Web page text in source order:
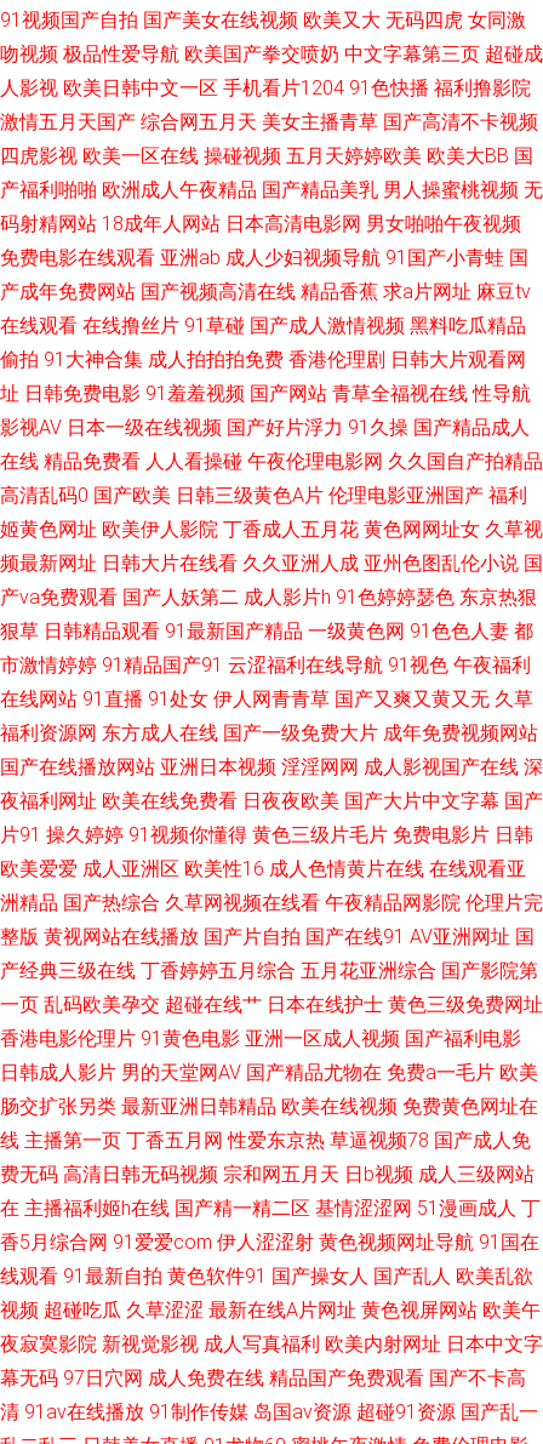
91超碰在线观看 男女H网 91视频一区蜜桃 欧美亚洲在线 91丝袜爱搞搞 日韩
三级在线 97资源 五月婷婷欧美色日韩 大香蕉92 亚洲男人的天堂www 久久
在线看 欧美AA色影院 成人区精品 欧美人妖调教 91国产福利导航 国产精品
一二 影音先锋av中文 黄色网免观看大全网站 先锋av成人色影院 伦理片色网
传媒 草莓视频18 五月婷婷深爱五月 密臀久久99精品 99艹艹艹 香蕉导航 豆
花免费网站 亚洲最强看黄网站 户外露出视频 91九色福利导航 男人看片网站
精品欧美亚洲国产 91次元视频 久久草中文资源 91年出生的人属啥子 一级日
韩AV 玖玖艹超碰 91茄子在线看 欧美性爱原创第一页 超碰免费公开成人97
亚洲中文字幕十五区 国产玖精品 91夫妻海角论坛 日韩国产综合系列 国产资
源网 91官网在线观看 日韩av写真影视 www91免费版 影音AV妈妈 黄页永久
免费观看 91内射了美女 欧美伊人久久五月 国产伪娘TS 肏屄A∨ 92国产在线
视频 伊人福利社 国人第一福利品牌 91国产白浆喷水 密臀tv91 91在线永久观
看直播 无码一一二一 密臀中文字幕 WWW国产亚洲精品 91副利免费视频 免
费直接看 91伊人久久大香蕉 日韩在线高潮 大香蕉五月伊人 91超碰视频 夜间
97超碰久草 免费三级阿片V一二三 91综合资源 91网站网址 男人的狼人的天
堂 91精品丝袜久久 玖玖热精品视频 熟妇人妻精品一区二区 91大神精选 91
麻豆天美一区 国精99在线视频 乱子伦毛片国产 91啦熟女视频 海角先生黄色
网址 成人超碰 91资源站超碰 国产婷婷自拍 91涩涩视频 三级网址在线 大香
页国产 九九av 91探花精 91次元 91n在线观看com 先锋影音天堂婷婷 人妖乱
轮谢精 久久超碰成人 91超碰人人爽 欧美色色不卡 ts人妖交友网站 91国产专
91视频国产自拍 国产美女在线视频 欧美又大 无码四虎 女同激
吻视频 极品性爱导航 欧美国产拳交喷奶 中文字幕第三页 超碰成
人影视 欧美日韩中文一区 手机看片1204 91色快播 福利撸影院
激情五月天国产 综合网五月天 美女主播青草 国产高清不卡视频
四虎影视 欧美一区在线 操碰视频 五月天婷婷欧美 欧美大BB 国
产福利啪啪 欧洲成人午夜精品 国产精品美乳 男人操蜜桃视频 无
码射精网站 18成年人网站 日本高清电影网 男女啪啪午夜视频
免费电影在线观看 亚洲ab 成人少妇视频导航 91国产小青蛙 国
产成年免费网站 国产视频高清在线 精品香蕉 求a片网址 麻豆tv
在线观看 在线撸丝片 91草碰 国产成人激情视频 黑料吃瓜精品
偷拍 91大神合集 成人拍拍拍免费 香港伦理剧 日韩大片观看网
址 日韩免费电影 91羞羞视频 国产网站 青草全福视在线 性导航
影视AV 日本一级在线视频 国产好片浮力 91久操 国产精品成人
在线 精品免费看 人人看操碰 午夜伦理电影网 久久国自产拍精品
高清乱码0 国产欧美 日韩三级黄色A片 伦理电影亚洲国产 福利
姬黄色网址 欧美伊人影院 丁香成人五月花 黄色网网址女 久草视
频最新网址 日韩大片在线看 久久亚洲人成 亚州色图乱伦小说 国
产va免费观看 国产人妖第二 成人影片h 91色婷婷瑟色 东京热狠
狠草 日韩精品观看 91最新国产精品 一级黄色网 91色色人妻 都
市激情婷婷 91精品国产91 云涩福利在线导航 91视色 午夜福利
在线网站 91直播 91处女 伊人网青青草 国产又爽又黄又无 久草
福利资源网 东方成人在线 国产一级免费大片 成年免费视频网站
国产在线播放网站 亚洲日本视频 淫淫网网 成人影视国产在线 深
夜福利网址 欧美在线免费看 日夜夜欧美 国产大片中文字幕 国产
片91 操久婷婷 91视频你懂得 黄色三级片毛片 免费电影片 日韩
欧美爱爱 成人亚洲区 欧美性16 成人色情黄片在线 在线观看亚
洲精品 国产热综合 久草网视频在线看 午夜精品网影院 伦理片完
整版 黄视网站在线播放 国产片自拍 国产在线91 AV亚洲网址 国
产经典三级在线 丁香婷婷五月综合 五月花亚洲综合 国产影院第
一页 乱码欧美孕交 超碰在线艹 日本在线护士 黄色三级免费网址
香港电影伦理片 91黄色电影 亚洲一区成人视频 国产福利电影
日韩成人影片 男的天堂网AV 国产精品尤物在 免费a一毛片 欧美
肠交扩张另类 最新亚洲日韩精品 欧美在线视频 免费黄色网址在
线 主播第一页 丁香五月网 性爱东京热 草逼视频78 国产成人免
费无码 高清日韩无码视频 宗和网五月天 日b视频 成人三级网站
在 主播福利姬h在线 国产精一精二区 基情涩涩网 51漫画成人 丁
香5月综合网 91爱爱com 伊人涩涩射 黄色视频网址导航 91国在
线观看 91最新自拍 黄色软件91 国产操女人 国产乱人 欧美乱欲
视频 超碰吃瓜 久草涩涩 最新在线A片网址 黄色视屏网站 欧美午
夜寂寞影院 新视觉影视 成人写真福利 欧美内射网址 日本中文字
幕无码 97日穴网 成人免费在线 精品国产免费观看 国产不卡高
清 91av在线播放 91制作传媒 岛国av资源 超碰91资源 国产乱一